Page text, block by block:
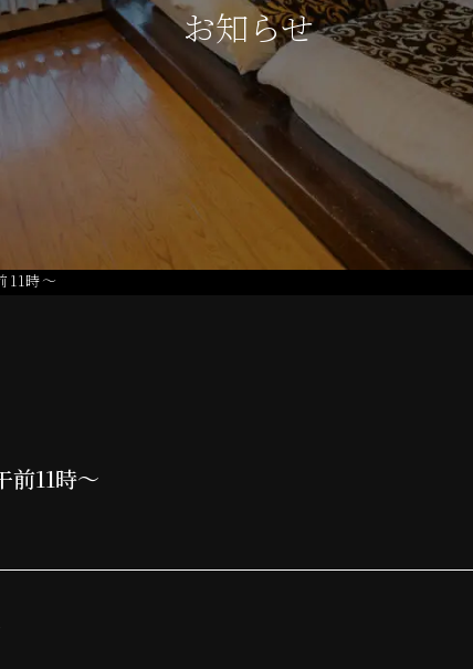
お知らせ
11時～
前11時～